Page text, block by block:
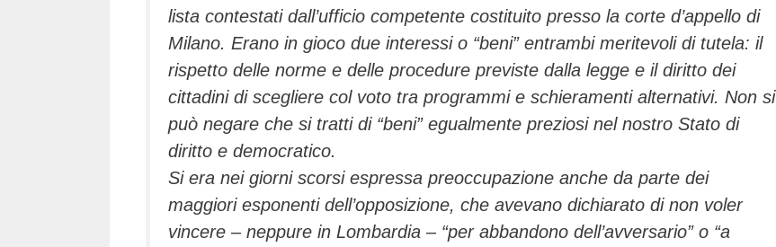
lista contestati dall’ufficio competente costituito presso la corte d’appello di
Milano. Erano in gioco due interessi o “beni” entrambi meritevoli di tutela: il
rispetto delle norme e delle procedure previste dalla legge e il diritto dei
cittadini di scegliere col voto tra programmi e schieramenti alternativi. Non si
può negare che si tratti di “beni” egualmente preziosi nel nostro Stato di
diritto e democratico.
Si era nei giorni scorsi espressa preoccupazione anche da parte dei
maggiori esponenti dell’opposizione, che avevano dichiarato di non voler
vincere – neppure in Lombardia – “per abbandono dell’avversario” o “a